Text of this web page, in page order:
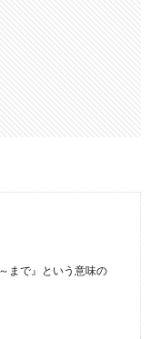
まで』という意味の